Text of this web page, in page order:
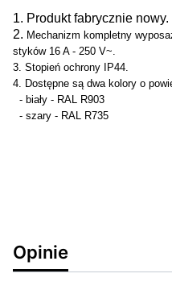
1. Produkt fabrycznie nowy.
2. Mechanizm kompletny
styków 16 A - 250 V~.
3. Stopień ochrony IP44.
4. Dostępne są dwa kolory o
- biały - RAL R903
- szary - RAL R735
Opinie